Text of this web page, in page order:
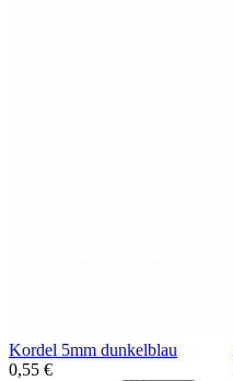
Kordel 5mm dunkelblau
0,55 €